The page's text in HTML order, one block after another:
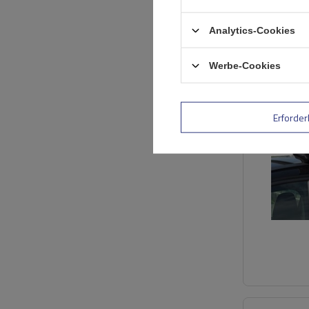
Analytics-Cookies
Werbe-Cookies